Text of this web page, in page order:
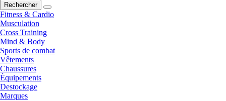
Rechercher
Fitness & Cardio
Musculation
Cross Training
Mind & Body
Sports de combat
Vêtements
Chaussures
Équipements
Destockage
Marques